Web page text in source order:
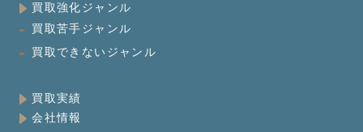
買取強化ジャンル
買取苦手ジャンル
買取できないジャンル
買取実績
会社情報